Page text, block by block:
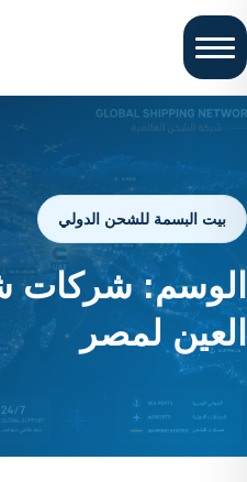
بيت البسمة للشحن الدولي
الوسم:شركات
العين لمصر